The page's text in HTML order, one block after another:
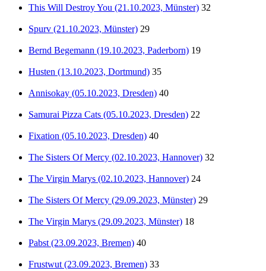
This Will Destroy You (21.10.2023, Münster) 32
Spurv (21.10.2023, Münster) 29
Bernd Begemann (19.10.2023, Paderborn) 19
Husten (13.10.2023, Dortmund) 35
Annisokay (05.10.2023, Dresden) 40
Samurai Pizza Cats (05.10.2023, Dresden) 22
Fixation (05.10.2023, Dresden) 40
The Sisters Of Mercy (02.10.2023, Hannover) 32
The Virgin Marys (02.10.2023, Hannover) 24
The Sisters Of Mercy (29.09.2023, Münster) 29
The Virgin Marys (29.09.2023, Münster) 18
Pabst (23.09.2023, Bremen) 40
Frustwut (23.09.2023, Bremen) 33